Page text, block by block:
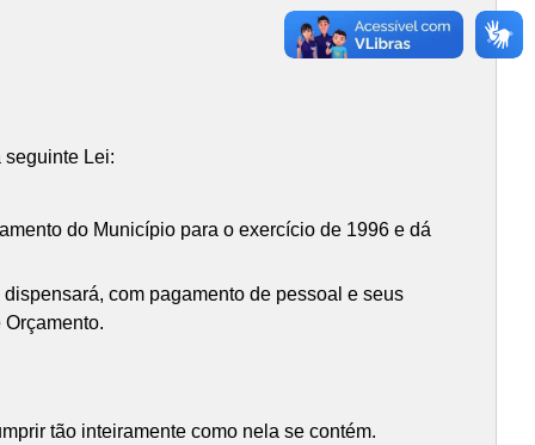
seguinte Lei:
do Município para o exercício de 1996 e dá
com pagamento de pessoal e seus
tão inteiramente como nela se contém.